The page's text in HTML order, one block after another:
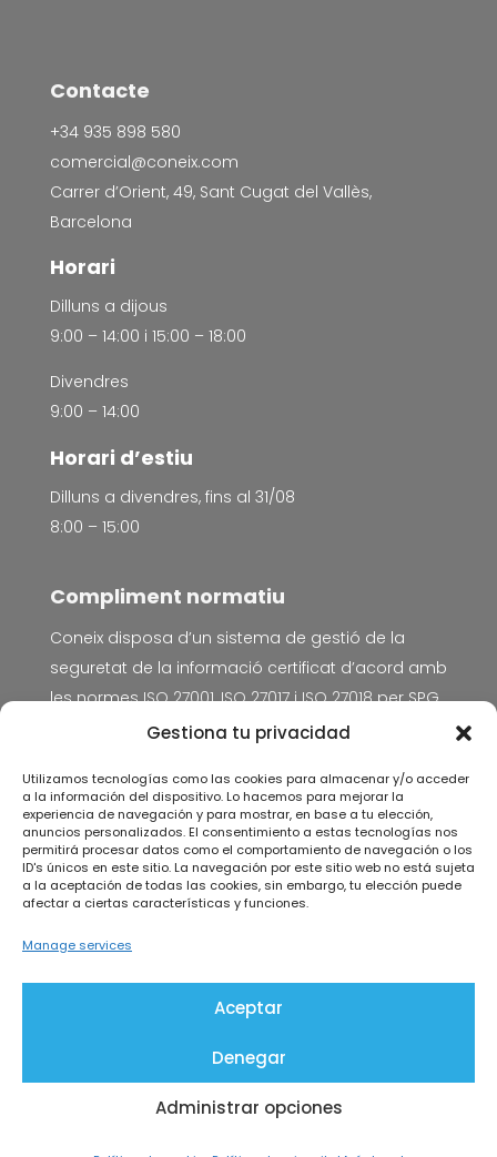
Gestiona tu privacidad
Utilizamos tecnologías como las cookies para almacenar y/o acceder
a la información del dispositivo. Lo hacemos para mejorar la
experiencia de navegación y para mostrar, en base a tu elección,
anuncios personalizados. El consentimiento a estas tecnologías nos
permitirá procesar datos como el comportamiento de navegación o los
ID's únicos en este sitio. La navegación por este sitio web no está sujeta
a la aceptación de todas las cookies, sin embargo, tu elección puede
afectar a ciertas características y funciones.
Manage services
Aceptar
Denegar
Administrar opciones
Contacte
+34 935 898 580
comercial@coneix.com
Carrer d’Orient, 49, Sant Cugat del Vallès,
Barcelona
Horari
Dilluns a dijous
9:00 – 14:00 i 15:00 – 18:00
Divendres
9:00 – 14:00
Horari d’estiu
Dilluns a divendres, fins al 31/08
8:00 – 15:00
Compliment normatiu
Coneix disposa d’un sistema de gestió de la
seguretat de la informació certificat d’acord amb
les normesISO 27001, ISO 27017 i ISO 27018per SPG
Certificación.
Avís Legal
Política de privacitat
Política de cookies
Política de seguretat de la informació
Acord de tractament de dades personals
Programa kit digital
Coneix © 2026
With ♡ by La Ruta Roja